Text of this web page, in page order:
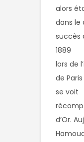
alors
dans le
succès
1889
lors de
de
se voit
d’Or.